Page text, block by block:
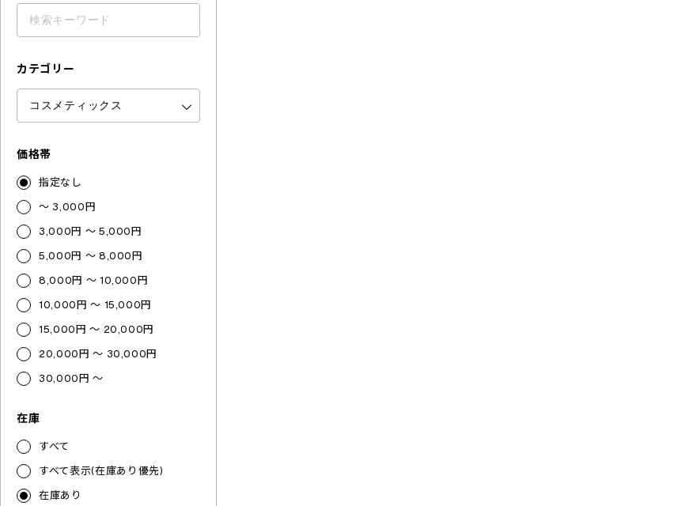
カテゴリー
価格帯
指定なし
～ 3,000円
3,000円 ～ 5,000円
5,000円 ～ 8,000円
8,000円 ～ 10,000円
10,000円 ～ 15,000円
15,000円 ～ 20,000円
20,000円 ～ 30,000円
30,000円 ～
在庫
すべて
すべて表示(在庫あり優先)
在庫あり